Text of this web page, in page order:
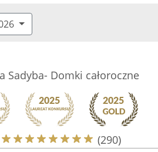
Sadyba- Domki całoroczne
(290)